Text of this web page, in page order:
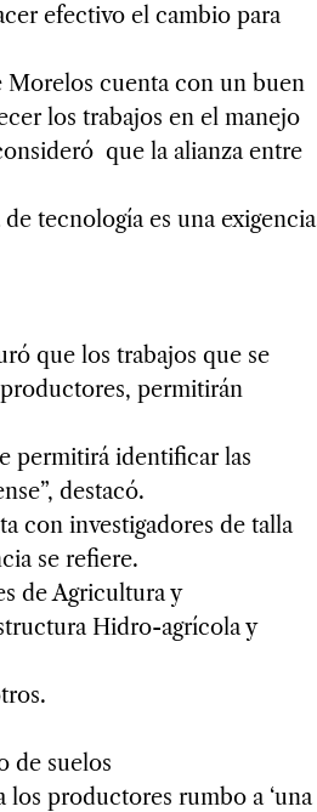
efectivo el cambio para
Morelos cuenta con un buen
los trabajos en el manejo
que la alianza entre
tecnología es una exigencia
que los trabajos que se
permitirán
permitirá identificar las
destacó.
con investigadores de talla
se refiere.
de Agricultura y
Hidro-agrícola y
de suelos
los productores rumbo a ‘una